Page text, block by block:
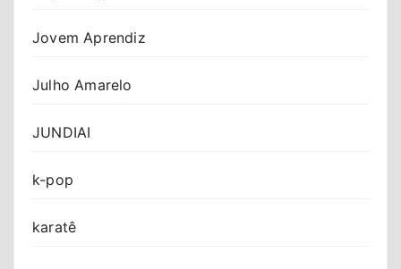
Jovem Aprendiz
Julho Amarelo
JUNDIAI
k-pop
karatê